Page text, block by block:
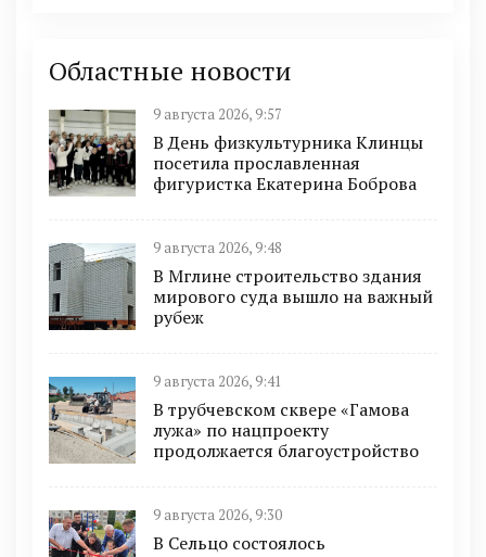
Областные новости
9 августа 2026, 9:57
В День физкультурника Клинцы
посетила прославленная
фигуристка Екатерина Боброва
9 августа 2026, 9:48
В Мглине строительство здания
мирового суда вышло на важный
рубеж
9 августа 2026, 9:41
В трубчевском сквере «Гамова
лужа» по нацпроекту
продолжается благоустройство
9 августа 2026, 9:30
В Сельцо состоялось